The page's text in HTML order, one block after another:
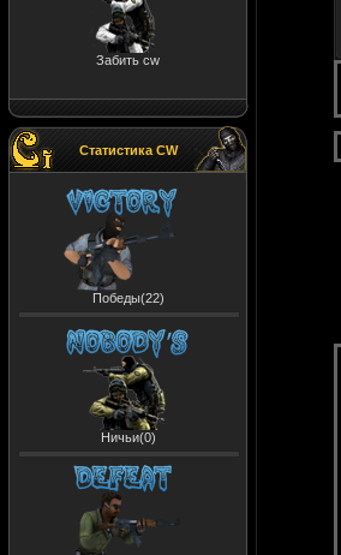
Забить cw
Статистика CW
Победы(22)
Ничьи(0)